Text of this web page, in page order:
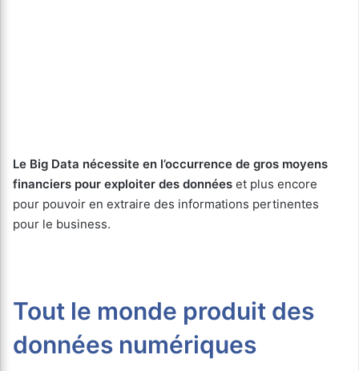
Le Big Data nécessite en l’occurrence de gros moyens
financiers pour exploiter des données et plus encore
pour pouvoir en extraire des informations pertinentes
pour le business.
Tout le monde produit des
données numériques